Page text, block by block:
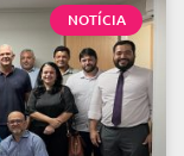
NOTÍCIA